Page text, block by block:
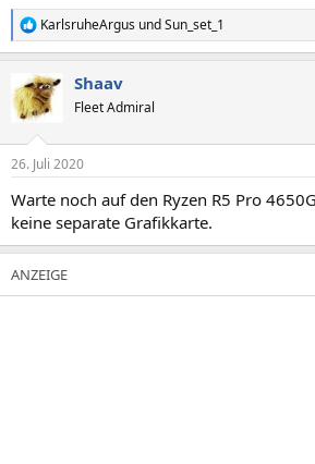
R
e
k
t
i
e
:
KarlsruheArgus undSun_set_1
Shaav
Fleet Admiral
26. Juli 2020
Warte noch auf den Ryzen R5 Pro
keine separate Grafikkarte.